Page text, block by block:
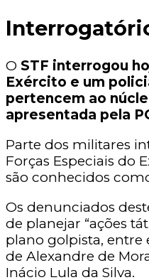
O STF interrogou
Exército e um
pertencem ao
apresentada pela
Parte dos militares
Forças Especiais do
são conhecidos
Os denunciados
de planejar “ações
plano golpista, entre
de Alexandre de
Inácio Lula da Silva.